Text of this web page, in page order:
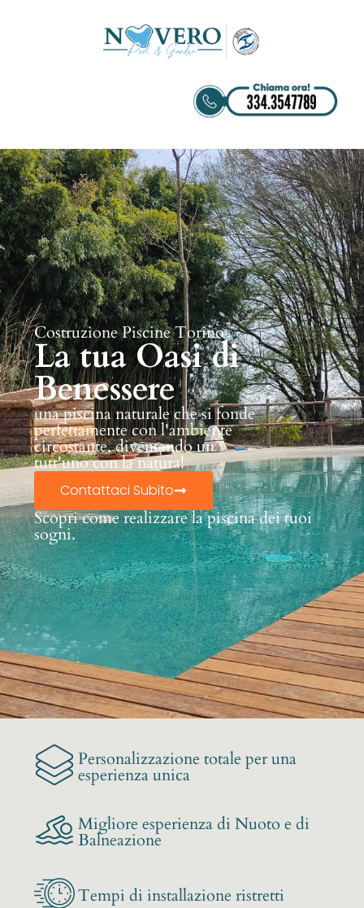
Costruzione Piscine Torino
La tua Oasi di
Benessere
una piscina naturale che si fonde
perfettamente con l'ambiente
circostante, diventando un
tutt'uno con la natura!
Contattaci Subito
Scopri come realizzare la piscina dei tuoi
sogni.
Personalizzazione totale per una
esperienza unica
Migliore esperienza di Nuoto e di
Balneazione
Tempi di installazione ristretti